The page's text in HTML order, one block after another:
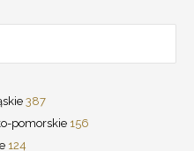
387
pomorskie 156
124